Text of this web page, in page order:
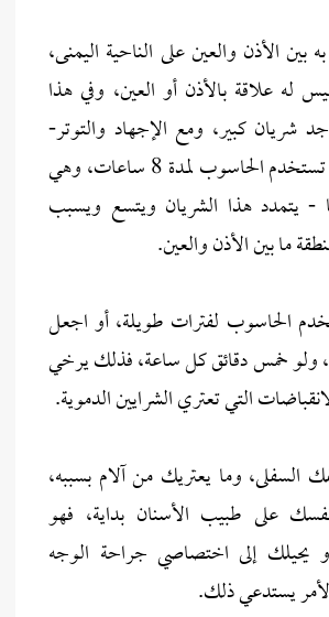
بين الأذن والعين على الناحية اليمنى،
له علاقة بالأذن أو العين، وفي هذا
شريان كبير، ومع الإجهاد والتوتر-
وخاصة إذا كنت تستخدم الحاسوب لمدة 8 ساعات، وهي
- يتمدد هذا الشريان ويتسع ويسبب
ما بين الأذن والعين.
الحاسوب لفترات طويلة، أو اجعل
ولو خمس دقائق كل ساعة، فذلك يرخي
التي تعتري الشرايين الدموية.
وما يعتريك من آلام بسببه،
على طبيب الأسنان بداية، فهو
يحيلك إلى اختصاصي جراحة الوجه
يستدعي ذلك.